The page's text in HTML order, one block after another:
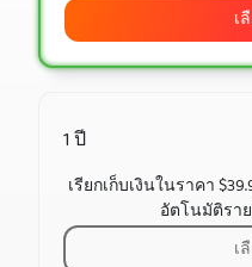
เ
1 ปี
เรียกเก็บเงินในราคา
อัตโนมัติรา
เ